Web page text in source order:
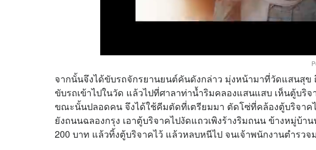
จากนั้นจึงได้ขับรถจักรยานยนต์คันดังกล่าว มุ่งหน้ามาที่วัดแสนสุข
ขับรถเข้าไปในวัด แล้วไปที่ศาลาท่าน้ำริมคลองแสนแสบ เห็นตู้บริ
ขณะนั้นปลอดคน จึงได้ใช้คีมตัดที่เตรียมมา ตัดโซ่ที่คล้องตู้บริจาค
ยังถนนฉลองกรุง เอาตู้บริจาคไปงัดแถวเพิงร้างริมถนน ข้างหมู่บ้า
200 บาท แล้วทิ้งตู้บริจาคไว้ แล้วหลบหนีไป จนเจ้าพนักงานตำรวจ